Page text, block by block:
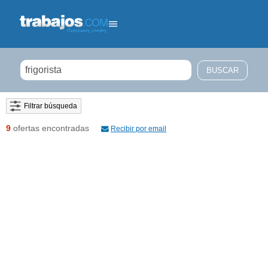
Filtrar búsqueda
9 ofertas encontradas Recibir por email